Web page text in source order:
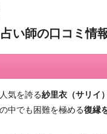
い師の口コミ情
気を誇る紗里衣（サリイ
中でも困難を極める復縁